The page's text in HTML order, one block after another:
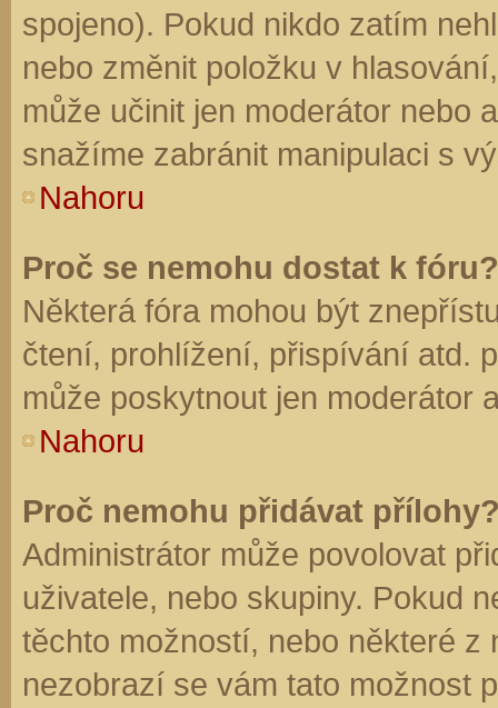
spojeno). Pokud nikdo zatím
nebo změnit položku v
může učinit jen moderátor nebo
snažíme zabránit manipulaci s
Nahoru
Proč se nemohu dostat k fóru?
Některá fóra mohou být
čtení, prohlížení, přispívání atd.
může poskytnout jen moderátor
Nahoru
Proč nemohu přidávat
Administrátor může povolovat
uživatele, nebo skupiny. Pokud
těchto možností, nebo některé z
nezobrazí se vám tato možnost